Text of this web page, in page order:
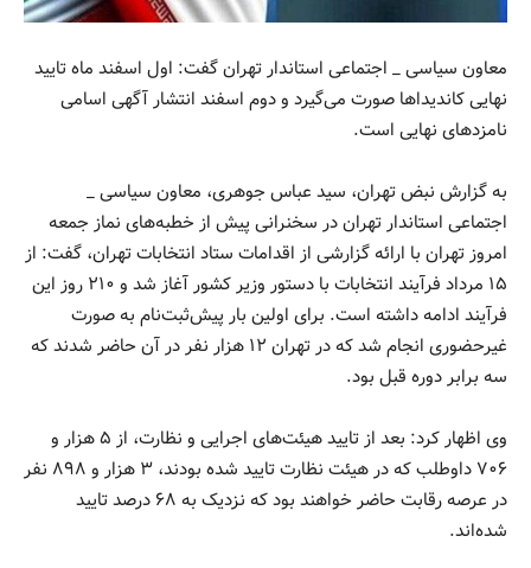
معاون سیاسی _ اجتماعی استاندار تهران گفت: اول اسفند ماه تایید
نهایی کاندیدا‌ها صورت می‌گیرد و دوم اسفند انتشار آگهی اسامی
نامزد‌های نهایی است.
به گزارش نبض تهران، سید عباس جوهری، معاون سیاسی _
اجتماعی استاندار تهران در سخنرانی پیش از خطبه‌های نماز جمعه
امروز تهران با ارائه گزارشی از اقدامات ستاد انتخابات تهران، گفت: از
۱۵ مرداد فرآیند انتخابات با دستور وزیر کشور آغاز شد و ۲۱۰ روز این
فرآیند ادامه داشته است. برای اولین بار پیش‌ثبت‌نام به صورت
غیرحضوری انجام شد که در تهران ۱۲ هزار نفر در آن حاضر شدند که
سه برابر دوره قبل بود.
وی اظهار کرد: بعد از تایید هیئت‌های اجرایی و نظارت، از ۵ هزار و
۷۰۶ داوطلب که در هیئت نظارت تایید شده بودند، ۳ هزار و ۸۹۸ نفر
در عرصه رقابت حاضر خواهند بود که نزدیک به ۶۸ درصد تایید
شده‌اند.